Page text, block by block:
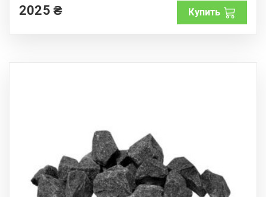
f
5
2025 ₴ Купить